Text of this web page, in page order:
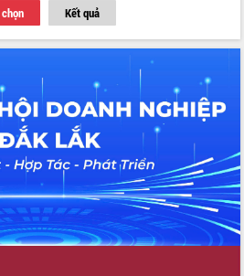
Kết quả